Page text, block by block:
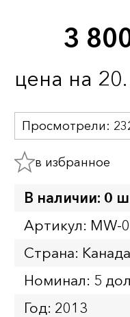
3
цена на
Просмотрели:
в избранное
В наличии: 0
Артикул: MW-
Страна: Канада
Номинал: 5
Год: 2013